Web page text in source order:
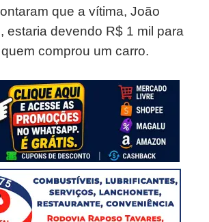
que a vítima, João
estaria devendo R$ 1 mil para
comprou um carro.